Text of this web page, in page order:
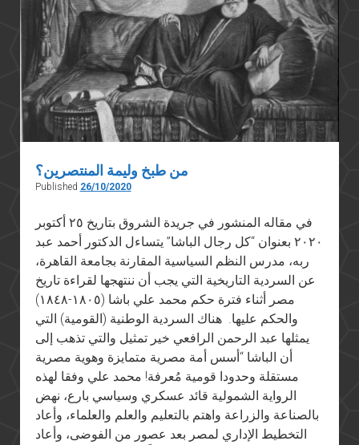
كتابات أكاديمية
مقالات صحافية
بوستات من فيسبوك
مقابلات في الإعلام
Languages
من طبخ وليمة المنتصرين؟
Published 26/10/2020
في مقاله المنشور في جريدة الشروق بتاريخ ٢٥ أكتوبر
٢٠٢٠ بعنوان “كل رجال الباشا” يتساءل الدكتور أحمد عبد
ربه، مدرس النظم السياسية المقارنة بجامعة القاهرة،
عن السردية التاريخية التي يجب أن ننتهجها لقراءة تاريخ
مصر أثناء فترة حكم محمد علي باشا (١٨٠٥-١٨٤٨)
والحكم عليها. هناك السردية الوطنية (القومية) التي
يمثلها عبد الرحمن الرافعي خير تمثيل والتي تذهب إلى
أن الباشا “أسس أمة مصرية متمايزة وهوية مصرية
مستقلة وحدودا قومية مُعرفة! محمد علي وفقا لهذه
الرواية الشمولية قائد عسكري وسياسي بارع، نهض
بالصناعة والزراعة واهتم بالتعليم والعلم والعلماء، وأعاد
التخطيط الإداري لمصر بعد عصور من الفوضى، وأعاد